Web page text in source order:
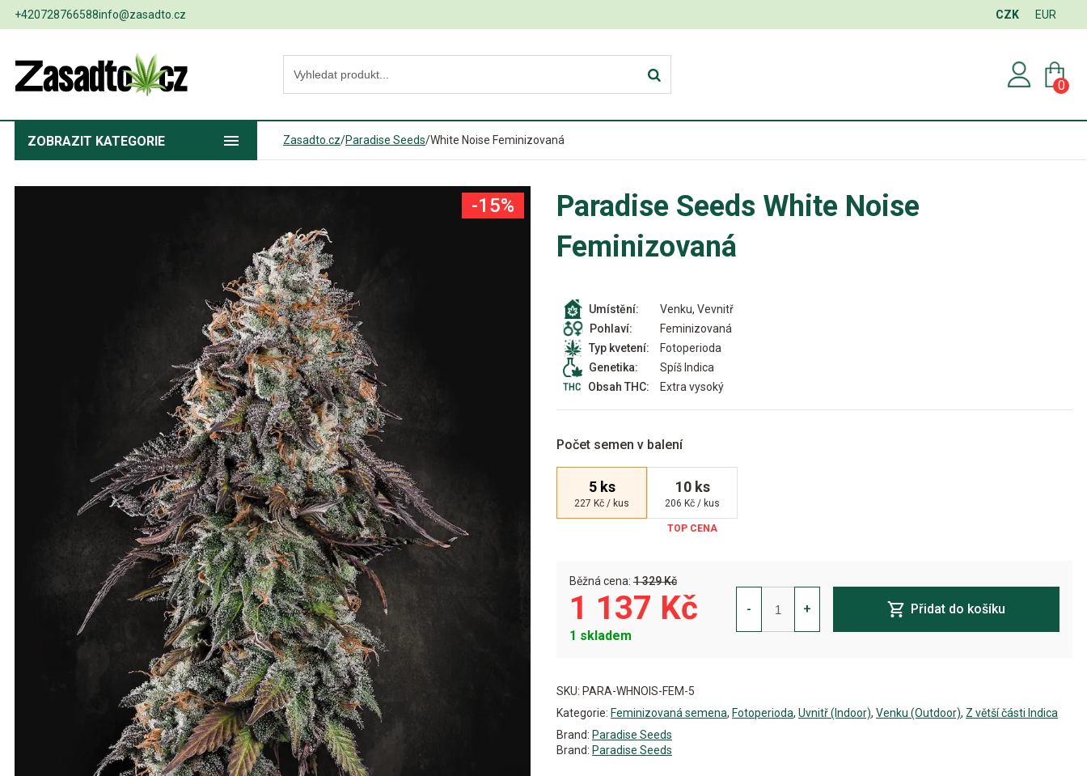
+420728766588info@zasadto.cz CZK EUR
0
ZOBRAZIT KATEGORIE Zasadto.cz/Paradise Seeds/White Noise Feminizovaná
Paradise Seeds White Noise
Feminizovaná
Umístění:
Venku, Vevnitř
Pohlaví:
Feminizovaná
Typ kvetení:
Fotoperioda
Genetika:
Spíš Indica
Obsah THC:
Extra vysoký
Počet semen v balení
5 ks
227 Kč / kus
10 ks
206 Kč / kus
Běžná cena: 1 329 Kč
-15%
1 137 Kč
1 skladem
-
White
Noise
Feminizovaná
množství
+ Přidat do košíku
SKU: PARA-WHNOIS-FEM-5
Kategorie: Feminizovaná semena, Fotoperioda, Uvnitř (Indoor), Venku (Outdoor), Z větší části Indica
Brand: Paradise Seeds
Brand: Paradise Seeds